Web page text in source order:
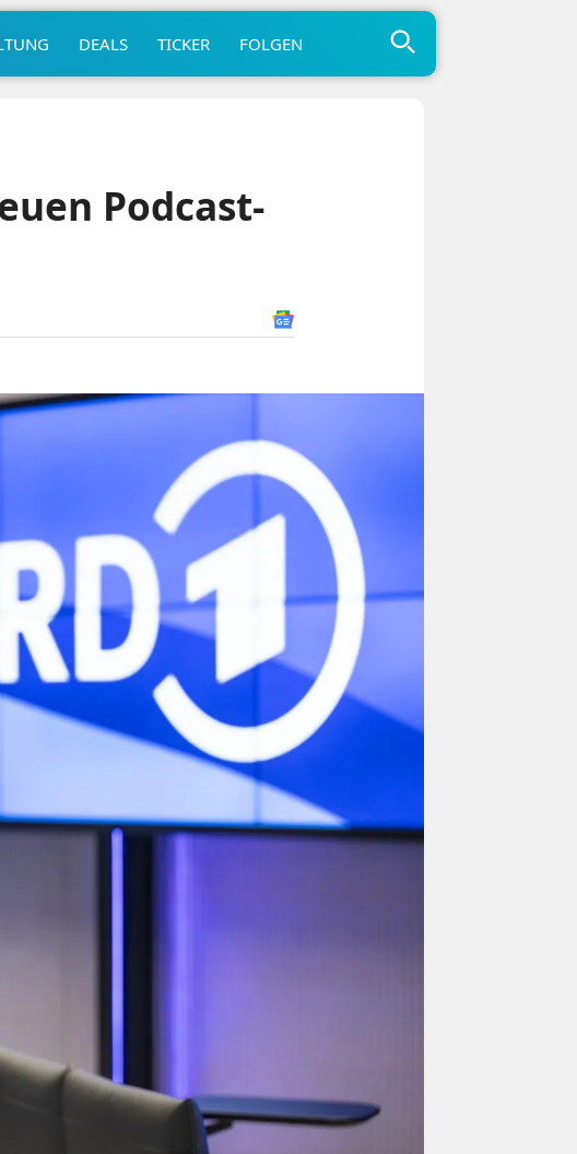
DEALS TICKER FOLGEN
Podcast-